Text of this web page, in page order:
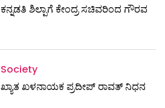
ಕನ್ನಡತಿ ಶಿಲ್ಪಾಗೆ ಕೇಂದ್ರ ಸಚಿವರಿಂದ ಗೌರವ
Society
ಖ್ಯಾತ ಖಳನಾಯಕ ಪ್ರದೀಪ್ ರಾವತ್‌ ನಿಧನ